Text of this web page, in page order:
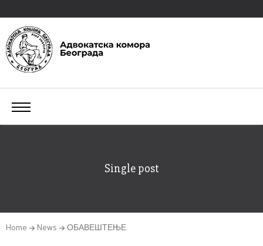
Single post
Home News ОБАВЕШТЕЊЕ